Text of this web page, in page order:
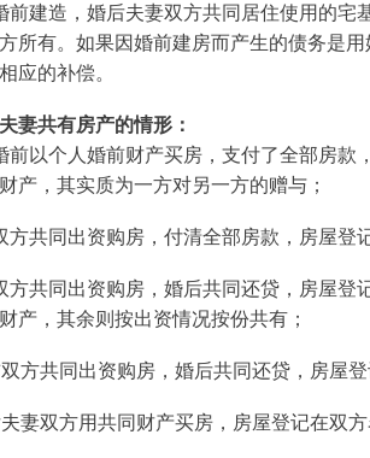
前建造，婚后夫妻双方共同居住使用的
所有。如果因婚前建房而产生的债务是
应的补偿。
妻共有房产的情形：
前以个人婚前财产买房，支付了全部房
产，其实质为一方对另一方的赠与；
方共同出资购房，付清全部房款，房屋登
方共同出资购房，婚后共同还贷，房屋
产，其余则按出资情况按份共有；
方共同出资购房，婚后共同还贷，房屋
妻双方用共同财产买房，房屋登记在双